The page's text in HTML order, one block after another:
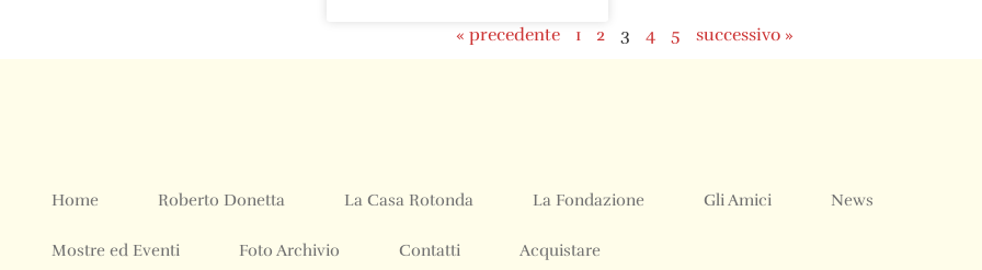
« precedente 1 2 3 4 5 successivo »
Home Roberto Donetta La Casa Rotonda La Fondazione Gli Amici News
Mostre ed Eventi Foto Archivio Contatti Acquistare